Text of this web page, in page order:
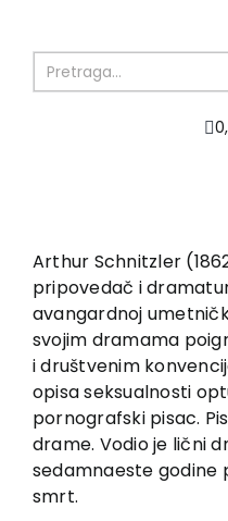
content
About us
Books
In preparation
Sale
Authors
News
EU PROJECTS
Contact
Arthur Schnitzler
pripovedač i
avangardnoj
svojim dramama
i društvenim
opisa seksualnosti
pornografski pisac.
drame. Vodio je lični
sedamnaeste godine
smrt.